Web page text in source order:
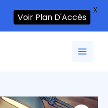
Voir Plan D'Accès
X